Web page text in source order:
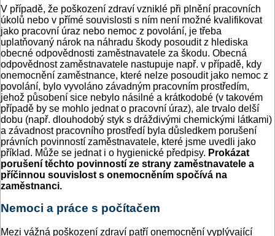
V případě, že poškození zdraví vzniklé při plnění pracovních
úkolů nebo v přímé souvislosti s ním není možné kvalifikovat
jako pracovní úraz nebo nemoc z povolání, je třeba
uplatňovaný nárok na náhradu škody posoudit z hlediska
obecné odpovědnosti zaměstnavatele za škodu. Obecná
odpovědnost zaměstnavatele nastupuje např. v případě, kdy
onemocnění zaměstnance, které nelze posoudit jako nemoc z
povolání, bylo vyvoláno závadným pracovním prostředím,
jehož působení sice nebylo násilné a krátkodobé (v takovém
případě by se mohlo jednat o pracovní úraz), ale trvalo delší
dobu (např. dlouhodobý styk s dráždivými chemickými látkami)
a závadnost pracovního prostředí byla důsledkem porušení
právních povinností zaměstnavatele, které jsme uvedli jako
příklad. Může se jednat i o hygienické předpisy. Prokázat
porušení těchto povinností ze strany zaměstnavatele a
příčinnou souvislost s onemocněním spočívá na
zaměstnanci.
Nemoci a práce s počítačem
Mezi vážná poškození zdraví patří onemocnění vyplývající